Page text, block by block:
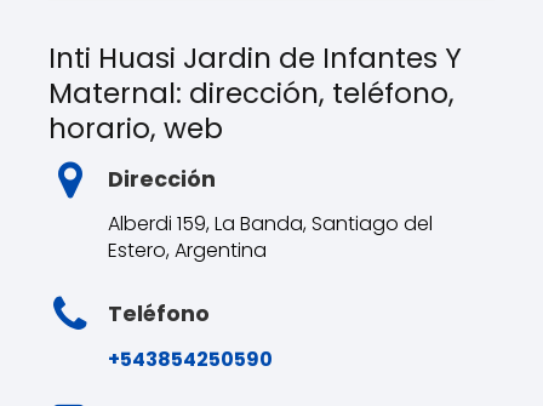
Inti Huasi Jardin de Infantes Y
Maternal: dirección, teléfono,
horario, web
Dirección
Alberdi 159, La Banda, Santiago del
Estero, Argentina
Teléfono
+543854250590